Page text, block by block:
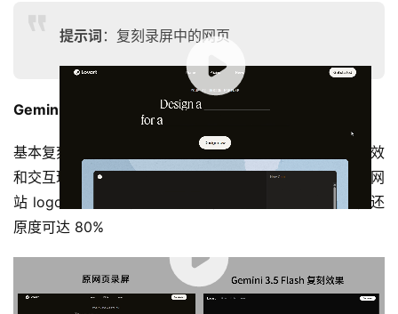
提示词 ：复刻录屏中的网页
Gemini 3.5 Flash 输出效果：
基本复刻了核心视觉元素，排版和视觉风格把握准确，动效
和交互理解较为成熟，但未能完全避免部分细节的遗失（网
站 logo 模拟、详情页按钮等），对整体效果影响不大，还
原度可达 80%
IV. Gemini 3.5 Flash 模型实测结论